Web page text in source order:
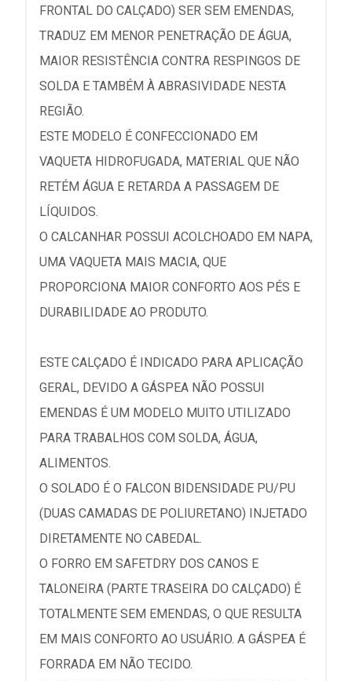
FRONTAL DO CALÇADO) SER SEM EMENDAS,
TRADUZ EM MENOR PENETRAÇÃO DE ÁGUA,
MAIOR RESISTÊNCIA CONTRA RESPINGOS DE
SOLDA E TAMBÉM À ABRASIVIDADE NESTA
REGIÃO.
ESTE MODELO É CONFECCIONADO EM
VAQUETA HIDROFUGADA, MATERIAL QUE NÃO
RETÉM ÁGUA E RETARDA A PASSAGEM DE
LÍQUIDOS.
O CALCANHAR POSSUI ACOLCHOADO EM NAPA,
UMA VAQUETA MAIS MACIA, QUE
PROPORCIONA MAIOR CONFORTO AOS PÉS E
DURABILIDADE AO PRODUTO.
ESTE CALÇADO É INDICADO PARA APLICAÇÃO
GERAL, DEVIDO A GÁSPEA NÃO POSSUI
EMENDAS É UM MODELO MUITO UTILIZADO
PARA TRABALHOS COM SOLDA, ÁGUA,
ALIMENTOS.
O SOLADO É O FALCON BIDENSIDADE PU/PU
(DUAS CAMADAS DE POLIURETANO) INJETADO
DIRETAMENTE NO CABEDAL.
O FORRO EM SAFETDRY DOS CANOS E
TALONEIRA (PARTE TRASEIRA DO CALÇADO) É
TOTALMENTE SEM EMENDAS, O QUE RESULTA
EM MAIS CONFORTO AO USUÁRIO. A GÁSPEA É
FORRADA EM NÃO TECIDO.